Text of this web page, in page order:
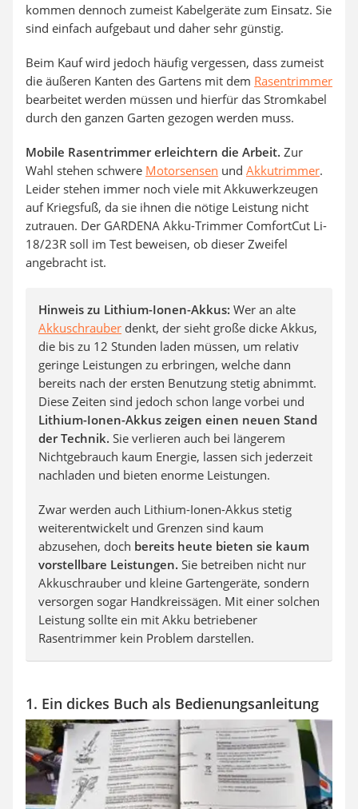
kommen dennoch zumeist Kabelgeräte zum Einsatz. Sie
sind einfach aufgebaut und daher sehr günstig.
Beim Kauf wird jedoch häufig vergessen, dass zumeist
die äußeren Kanten des Gartens mit dem Rasentrimmer
bearbeitet werden müssen und hierfür das Stromkabel
durch den ganzen Garten gezogen werden muss.
Mobile Rasentrimmer erleichtern die Arbeit. Zur
Wahl stehen schwere Motorsensen und Akkutrimmer.
Leider stehen immer noch viele mit Akkuwerkzeugen
auf Kriegsfuß, da sie ihnen die nötige Leistung nicht
zutrauen. Der GARDENA Akku-Trimmer ComfortCut Li-
18/23R soll im Test beweisen, ob dieser Zweifel
angebracht ist.
Hinweis zu Lithium-Ionen-Akkus: Wer an alte
Akkuschrauber denkt, der sieht große dicke Akkus,
die bis zu 12 Stunden laden müssen, um relativ
geringe Leistungen zu erbringen, welche dann
bereits nach der ersten Benutzung stetig abnimmt.
Diese Zeiten sind jedoch schon lange vorbei und
Lithium-Ionen-Akkus zeigen einen neuen Stand
der Technik. Sie verlieren auch bei längerem
Nichtgebrauch kaum Energie, lassen sich jederzeit
nachladen und bieten enorme Leistungen.
Zwar werden auch Lithium-Ionen-Akkus stetig
weiterentwickelt und Grenzen sind kaum
abzusehen, doch bereits heute bieten sie kaum
vorstellbare Leistungen. Sie betreiben nicht nur
Akkuschrauber und kleine Gartengeräte, sondern
versorgen sogar Handkreissägen. Mit einer solchen
Leistung sollte ein mit Akku betriebener
Rasentrimmer kein Problem darstellen.
1. Ein dickes Buch als Bedienungsanleitung